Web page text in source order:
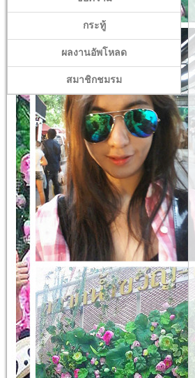
กระทู้
ผลงานอัพโหลด
สมาชิกชมรม